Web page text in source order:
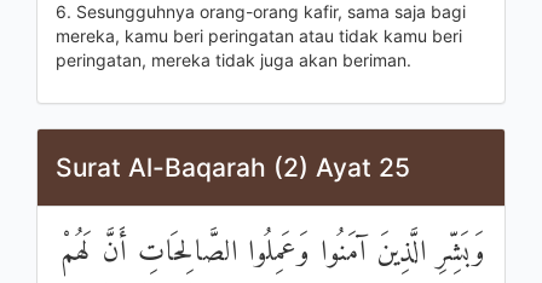
6. Sesungguhnya orang-orang kafir, sama saja bagi
mereka, kamu beri peringatan atau tidak kamu beri
peringatan, mereka tidak juga akan beriman.
Surat Al-Baqarah (2) Ayat 25
وَبَشِّرِ الَّذِينَ آمَنُوا وَعَمِلُوا الصَّالِحَاتِ أَنَّ لَهُمْ